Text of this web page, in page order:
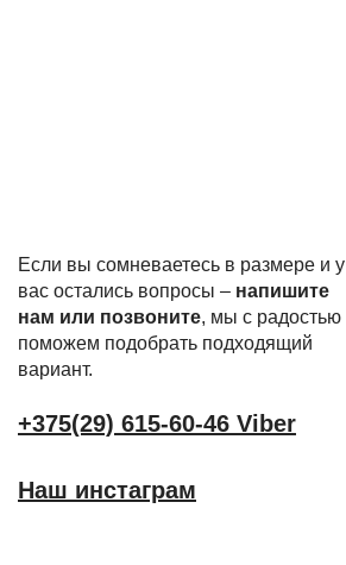
Если вы сомневаетесь в размере и у
вас остались вопросы – напишите
нам или позвоните, мы с радостью
поможем подобрать подходящий
вариант.
+375(29) 615-60-46 Viber
Наш инстаграм